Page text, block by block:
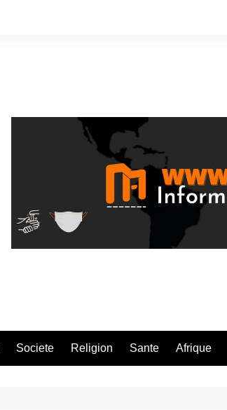
Societe Religion Sante Afrique